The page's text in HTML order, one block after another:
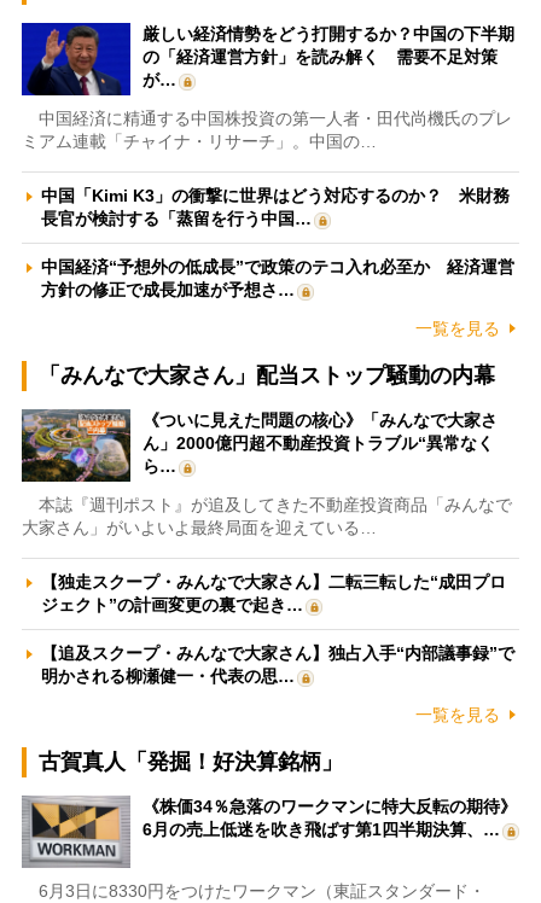
厳しい経済情勢をどう打開するか？中国の下半期
の「経済運営方針」を読み解く 需要不足対策
が…
中国経済に精通する中国株投資の第一人者・田代尚機氏のプレ
ミアム連載「チャイナ・リサーチ」。中国の…
中国「Kimi K3」の衝撃に世界はどう対応するのか？ 米財務
長官が検討する「蒸留を行う中国…
中国経済“予想外の低成長”で政策のテコ入れ必至か 経済運営
方針の修正で成長加速が予想さ…
一覧を見る
「みんなで大家さん」配当ストップ騒動の内幕
《ついに見えた問題の核心》「みんなで大家さ
ん」2000億円超不動産投資トラブル“異常なく
ら…
本誌『週刊ポスト』が追及してきた不動産投資商品「みんなで
大家さん」がいよいよ最終局面を迎えている…
【独走スクープ・みんなで大家さん】二転三転した“成田プロ
ジェクト”の計画変更の裏で起き…
【追及スクープ・みんなで大家さん】独占入手“内部議事録”で
明かされる柳瀬健一・代表の思…
一覧を見る
古賀真人「発掘！好決算銘柄」
《株価34％急落のワークマンに特大反転の期待》
6月の売上低迷を吹き飛ばす第1四半期決算、…
6月3日に8330円をつけたワークマン（東証スタンダード・